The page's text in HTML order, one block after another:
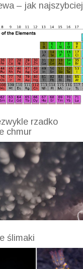
– jak najszybciej
rzadko
chmur
ślimaki